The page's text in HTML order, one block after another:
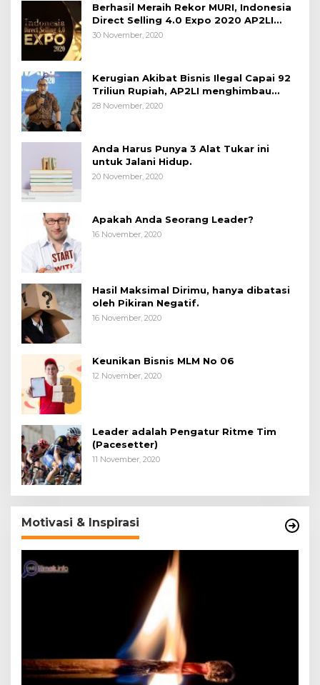
Berhasil Meraih Rekor MURI, Indonesia
Direct Selling 4.0 Expo 2020 AP2LI
berakhir sangat memuaskan
30 November, 2020
Kerugian Akibat Bisnis Ilegal Capai 92
Triliun Rupiah, AP2LI menghimbau
masyarakat Waspada.
28 November, 2020
Anda Harus Punya 3 Alat Tukar ini
untuk Jalani Hidup.
20 November, 2020
Apakah Anda Seorang Leader?
16 November, 2020
Hasil Maksimal Dirimu, hanya dibatasi
oleh Pikiran Negatif.
16 November, 2020
Keunikan Bisnis MLM No 06
12 November, 2020
Leader adalah Pengatur Ritme Tim
(Pacesetter)
11 November, 2020
Motivasi & Inspirasi